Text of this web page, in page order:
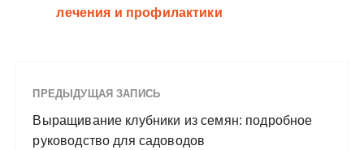
лечения и профилактики
ПРЕДЫДУЩАЯ ЗАПИСЬ
Выращивание клубники из семян: подробное
руководство для садоводов